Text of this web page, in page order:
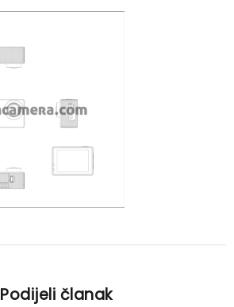
Podijeli članak